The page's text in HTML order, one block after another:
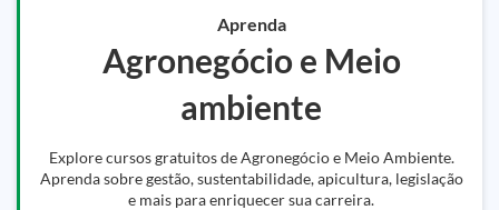
Aprenda
Agronegócio e Meio
ambiente
Explore cursos gratuitos de Agronegócio e Meio Ambiente.
Aprenda sobre gestão, sustentabilidade, apicultura, legislação
e mais para enriquecer sua carreira.